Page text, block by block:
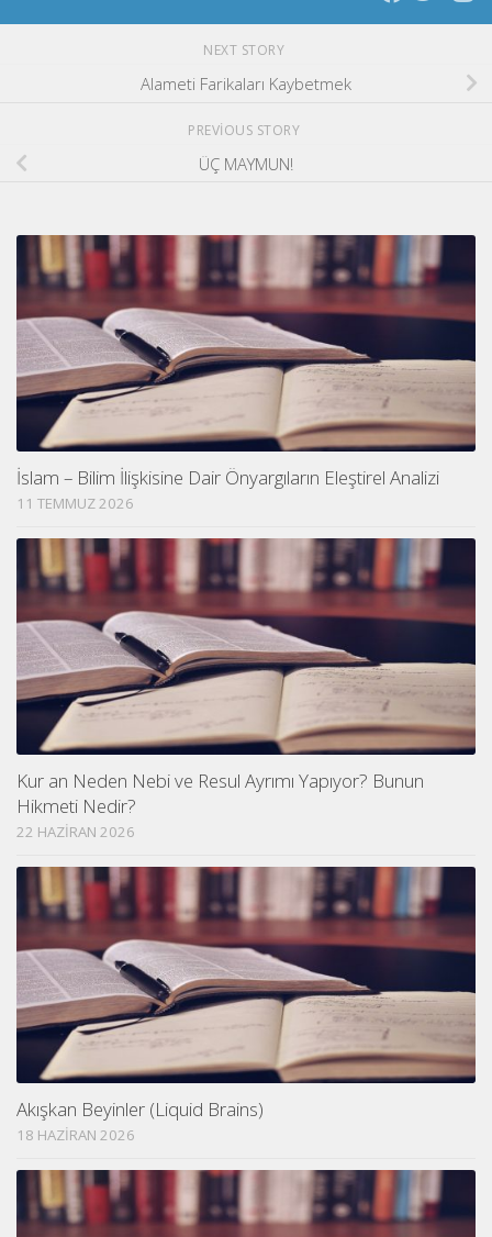
NEXT STORY
Alameti Farikaları Kaybetmek
PREVIOUS STORY
ÜÇ MAYMUN!
İslam – Bilim İlişkisine Dair Önyargıların Eleştirel Analizi
11 TEMMUZ 2026
Kur an Neden Nebi ve Resul Ayrımı Yapıyor? Bunun
Hikmeti Nedir?
22 HAZIRAN 2026
Akışkan Beyinler (Liquid Brains)
18 HAZIRAN 2026